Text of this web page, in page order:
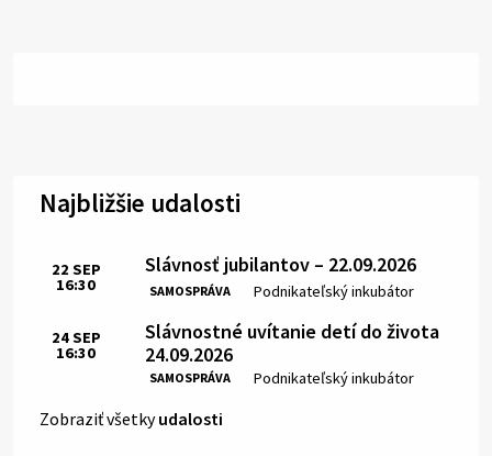
Najbližšie udalosti
Slávnosť jubilantov – 22.09.2026
SAMOSPRÁVA Miesto:
Podnikateľský inkubátor
Čas:
22 SEP
16:30
Slávnostné uvítanie detí do života
24.09.2026
SAMOSPRÁVA Miesto:
Podnikateľský inkubátor
Čas:
24SEP
16:30
Zobraziť všetkyudalosti